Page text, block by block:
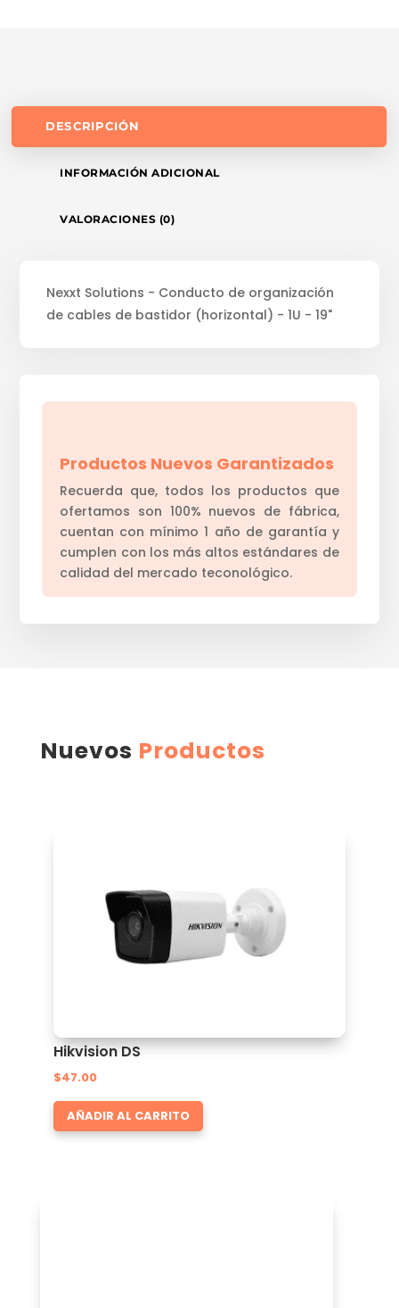
DESCRIPCIÓN
INFORMACIÓN ADICIONAL
VALORACIONES (0)
Nexxt Solutions - Conducto de organización
de cables de bastidor (horizontal) - 1U - 19"
Productos Nuevos Garantizados
Recuerda que, todos los productos que
ofertamos son 100% nuevos de fábrica,
cuentan con mínimo 1 año de garantía y
cumplen con los más altos estándares de
calidad del mercado teconológico.
Nuevos Productos
Hikvision DS
$47.00
AÑADIR AL CARRITO